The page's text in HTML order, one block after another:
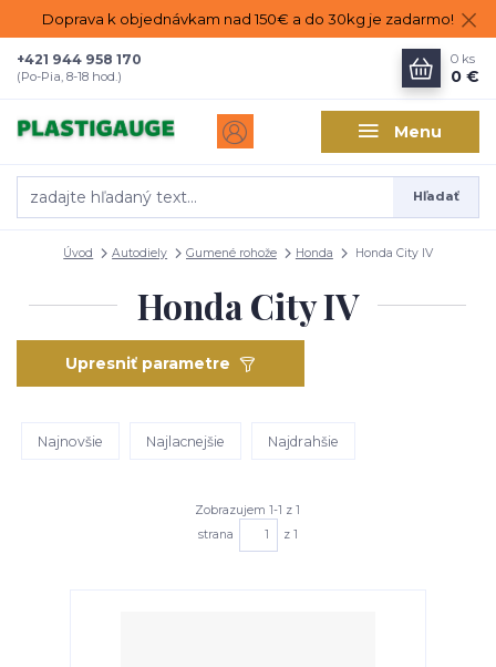
Doprava k objednávkam nad 150€ a do 30kg je zadarmo!
Menu
Hľadať
+421 944 958 170
(Po-Pia, 8-18 hod.)
0 ks
0 €
Úvod Autodiely Gumené rohože Honda Honda City IV
Honda City IV
Upresniť parametre
Najnovšie Najlacnejšie Najdrahšie
Zobrazujem 1-1 z 1
strana
z 1